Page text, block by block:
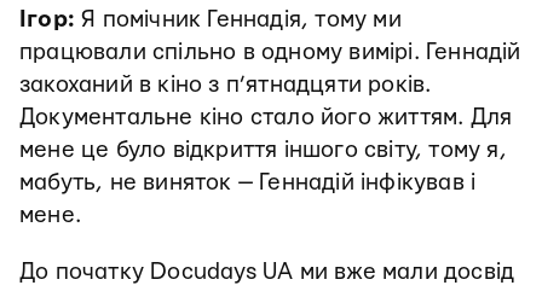
Ігор:Я помічник Геннадія, тому ми
працювали спільно в одному вимірі. Геннадій
закоханий в кіно з п’ятнадцяти років.
Документальне кіно стало його життям. Для
мене це було відкриття іншого світу, тому я,
мабуть, не виняток — Геннадій інфікував і
мене.
До початку Docudays UA ми вже мали досвід